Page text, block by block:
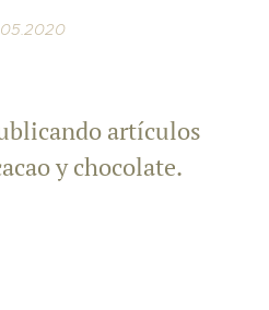
artículos
y chocolate.